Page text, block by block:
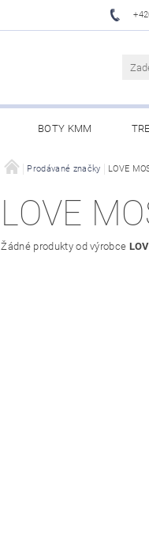
BOTY KMM
WESTERNOVÁ OBUV
Prodávané značky LOVE
LOVE
Žádné produkty od výrobce